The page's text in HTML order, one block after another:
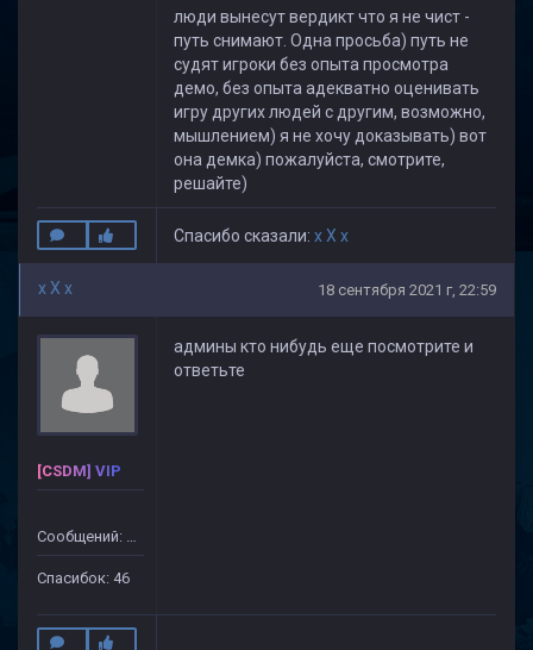
люди вынесут вердикт что я не чист -
путь снимают. Одна просьба) путь не
судят игроки без опыта просмотра
демо, без опыта адекватно оценивать
игру других людей с другим, возможно,
мышлением) я не хочу доказывать) вот
она демка) пожалуйста, смотрите,
решайте)
Спасибо сказали: x X x
x X x 18 сентября 2021 г, 22:59
[CSDM] VIP
Сообщений: 499
Спасибок: 46
админы кто нибудь еще посмотрите и
ответьте